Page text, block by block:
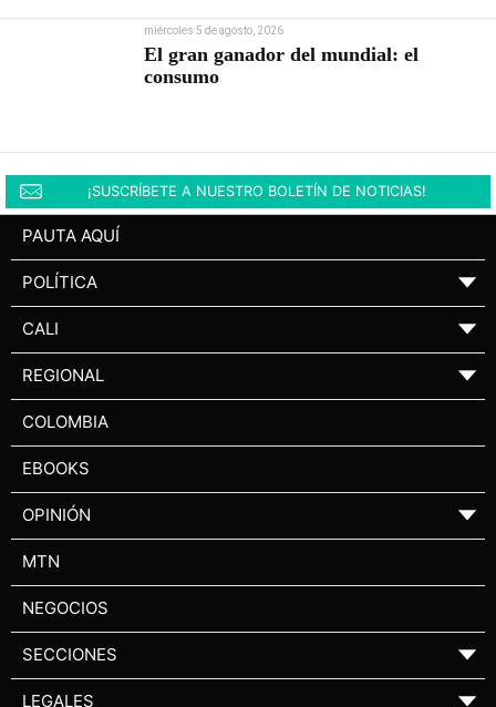
miércoles 5 de agosto, 2026
El gran ganador del mundial: el
consumo
¡SUSCRÍBETE A NUESTRO BOLETÍN DE NOTICIAS!
PAUTA AQUÍ
POLÍTICA ▼
CALI ▼
REGIONAL ▼
COLOMBIA
EBOOKS
OPINIÓN ▼
MTN
NEGOCIOS
SECCIONES ▼
LEGALES ▼